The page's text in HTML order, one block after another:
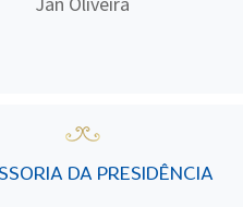
DA PRESIDÊNCIA